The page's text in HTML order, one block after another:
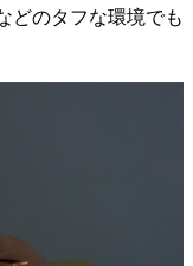
どのタフな環境でも